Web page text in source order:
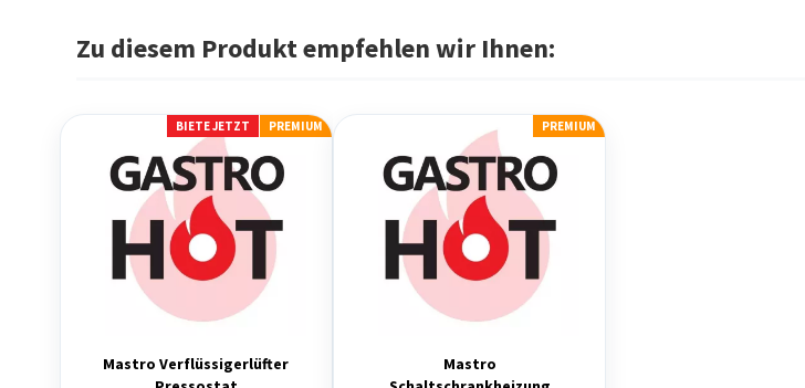
Zu diesem Produkt empfehlen wir Ihnen:
BIETE JETZT PREMIUM
Mastro Verflüssigerlüfter
PREMIUM
Mastro